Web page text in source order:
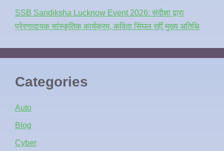
SSB Sandiksha Lucknow Event 2026: संदीक्षा द्वारा
प्रेरणादायक सांस्कृतिक कार्यक्रम, कविता सिंघल रहीं मुख्य अतिथि
Categories
Auto
Blog
Cyber